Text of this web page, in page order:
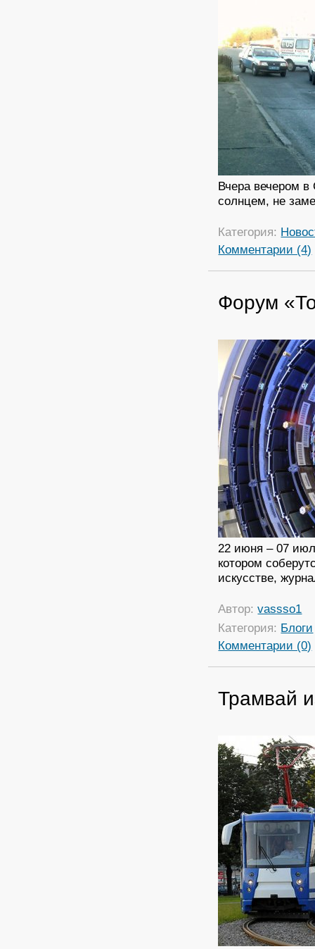
Вчера вечером
солнцем, не
Категория:
Комментарии (4)
Форум
22 июня – 07
котором
искусстве,
Автор:vassso1
Категория: Блоги
Комментарии (0)
Трамвай